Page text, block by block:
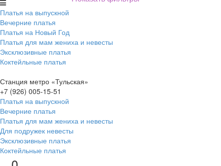
Платья на выпускной
Вечерние платья
Платья на Новый Год
Платья для мам жениха и невесты
Эксклюзивные платья
Коктейльные платья
Станция метро «Тульская»
+7 (926) 005-15-51
Платья на выпускной
Вечерние платья
Платья для мам жениха и невесты
Для подружек невесты
Эксклюзивные платья
Коктейльные платья